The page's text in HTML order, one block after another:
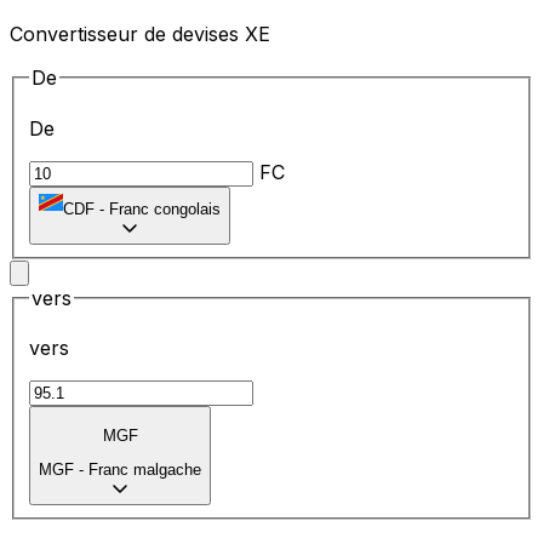
Convertisseur de devises XE
De
De
FC
CDF - Franc congolais
vers
vers
MGF
MGF - Franc malgache